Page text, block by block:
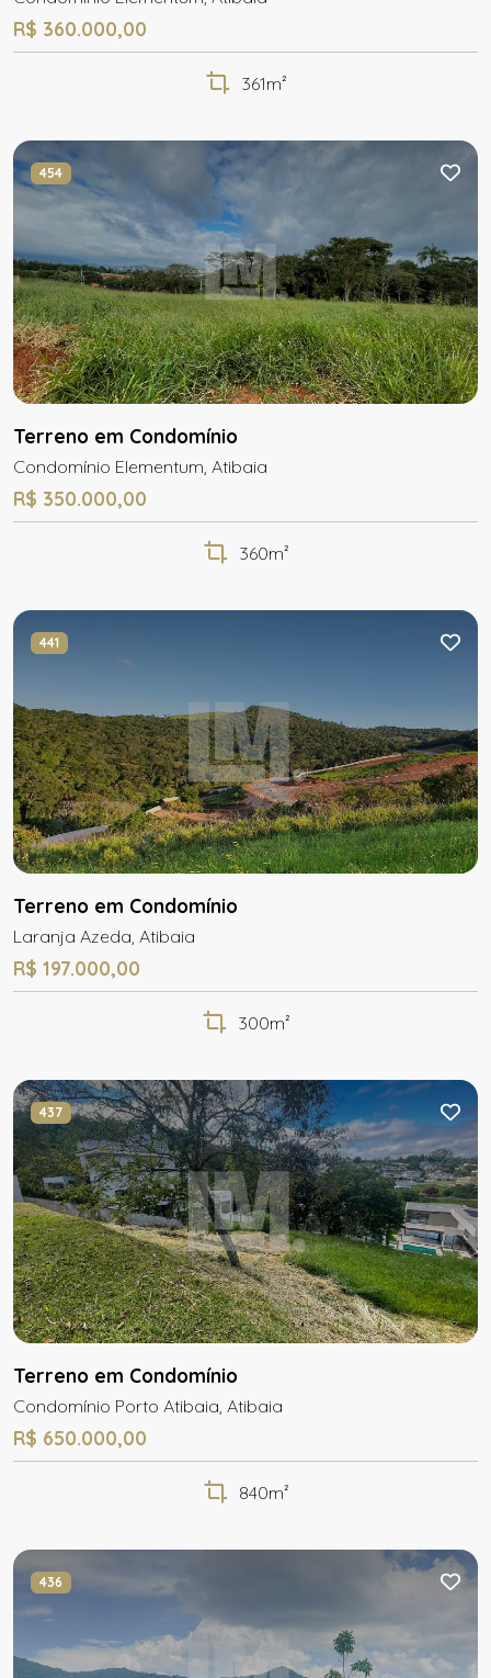
R$ 360.000,00
361m²
454
Terreno em Condomínio
Condomínio Elementum, Atibaia
R$ 350.000,00
360m²
441
Terreno em Condomínio
Laranja Azeda, Atibaia
R$ 197.000,00
300m²
437
Terreno em Condomínio
Condomínio Porto Atibaia, Atibaia
R$ 650.000,00
840m²
436